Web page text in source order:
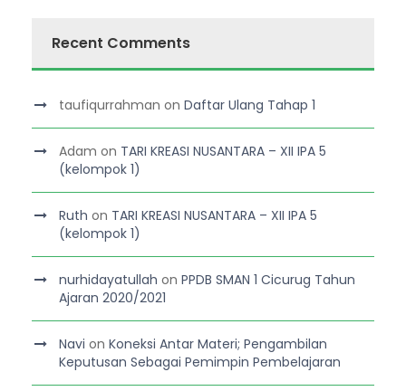
Recent Comments
taufiqurrahman on Daftar Ulang Tahap 1
Adam on TARI KREASI NUSANTARA – XII IPA 5
(kelompok 1)
Ruth on TARI KREASI NUSANTARA – XII IPA 5
(kelompok 1)
nurhidayatullah on PPDB SMAN 1 Cicurug Tahun
Ajaran 2020/2021
Navi on Koneksi Antar Materi; Pengambilan
Keputusan Sebagai Pemimpin Pembelajaran